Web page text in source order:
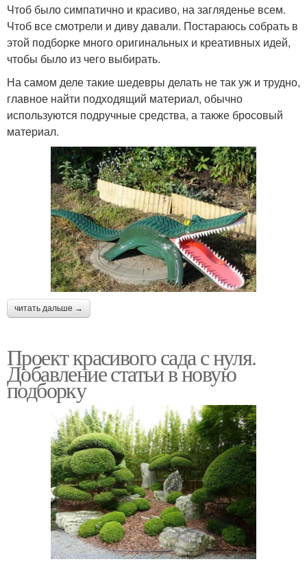
Чтоб было симпатично и красиво, на загляденье всем.
Чтоб все смотрели и диву давали. Постараюсь собрать в
этой подборке много оригинальных и креативных идей,
чтобы было из чего выбирать.
На самом деле такие шедевры делать не так уж и трудно,
главное найти подходящий материал, обычно
используются подручные средства, а также бросовый
материал.
читать дальше →
Проект красивого сада с нуля.
Добавление статьи в новую
подборку